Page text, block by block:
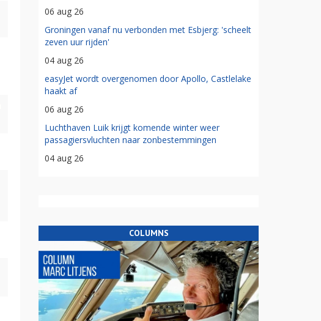
06 aug 26
Groningen vanaf nu verbonden met Esbjerg: 'scheelt
zeven uur rijden'
04 aug 26
easyJet wordt overgenomen door Apollo, Castlelake
haakt af
06 aug 26
Luchthaven Luik krijgt komende winter weer
passagiersvluchten naar zonbestemmingen
04 aug 26
COLUMNS